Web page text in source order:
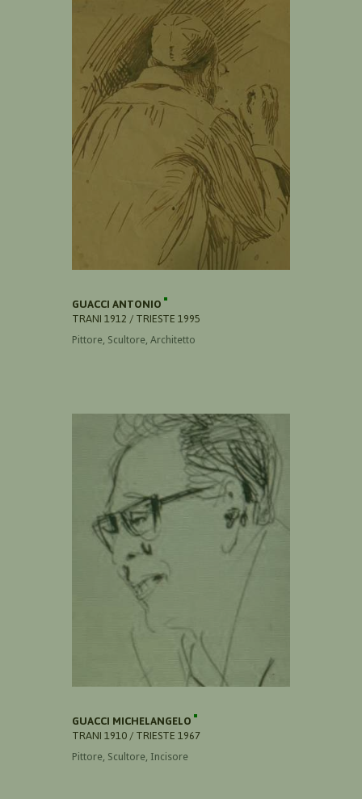
GUACCI ANTONIO
TRANI 1912 / TRIESTE 1995
Pittore, Scultore, Architetto
GUACCI MICHELANGELO
TRANI 1910 / TRIESTE 1967
Pittore, Scultore, Incisore